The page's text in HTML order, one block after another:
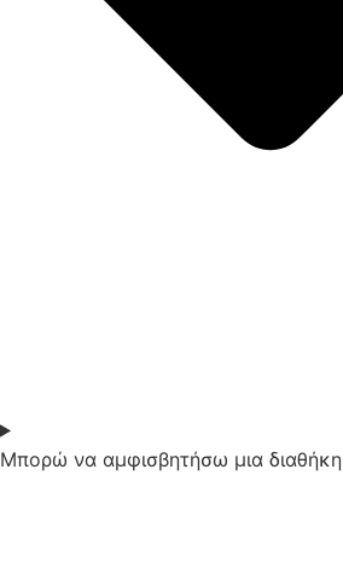
Μπορώ να αμφισβητήσω μια διαθήκη